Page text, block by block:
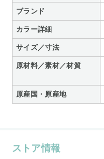
ブランド
カラー詳細
サイズ／寸法
原材料／素材／材質
原産国・原産地
ストア情報